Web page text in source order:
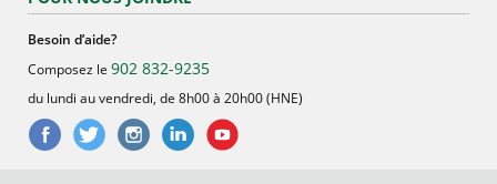
Besoin d’aide?
Composez le 902 832-9235
du lundi au vendredi, de 8h00 à 20h00 (HNE)